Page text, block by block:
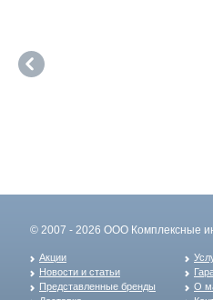
© 2007 - 2026 ООО Комплексные
Акции
Новости и статьи
Представленные бренды
О